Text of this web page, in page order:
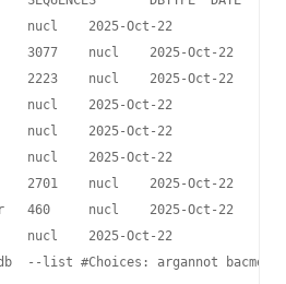
nucl    2025-Oct-22
3077    nucl    2025-Oct-22
2223    nucl    2025-Oct-22
nucl    2025-Oct-22
nucl    2025-Oct-22
nucl    2025-Oct-22
2701    nucl    2025-Oct-22
460     nucl    2025-Oct-22
nucl    2025-Oct-22
--list #Choices: argannot